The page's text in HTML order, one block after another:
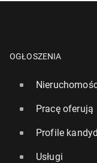
OGŁOSZENIA
Pracę oferują
Profile
Usługi